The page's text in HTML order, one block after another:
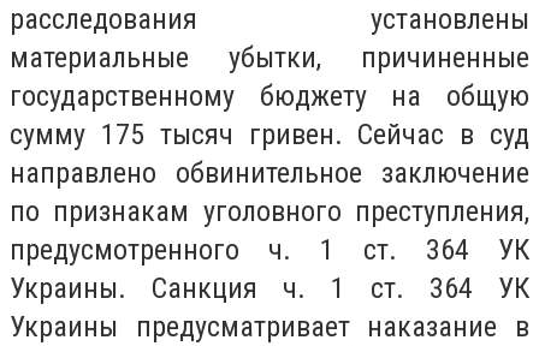
расследования установлены
материальные убытки, причиненные
государственному бюджету на общую
сумму 175 тысяч гривен. Сейчас в суд
направлено обвинительное заключение
по признакам уголовного преступления,
предусмотренного ч. 1 ст. 364 УК
Украины. Санкция ч. 1 ст. 364 УК
Украины предусматривает наказание в